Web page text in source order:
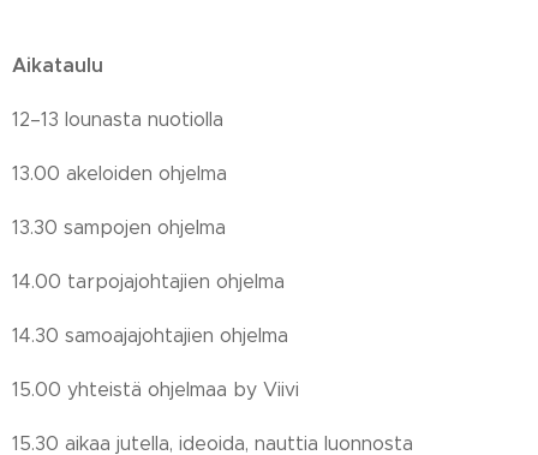
Aikataulu
12–13 lounasta nuotiolla
13.00 akeloiden ohjelma
13.30 sampojen ohjelma
14.00 tarpojajohtajien ohjelma
14.30 samoajajohtajien ohjelma
15.00 yhteistä ohjelmaa by Viivi
15.30 aikaa jutella, ideoida, nauttia luonnosta